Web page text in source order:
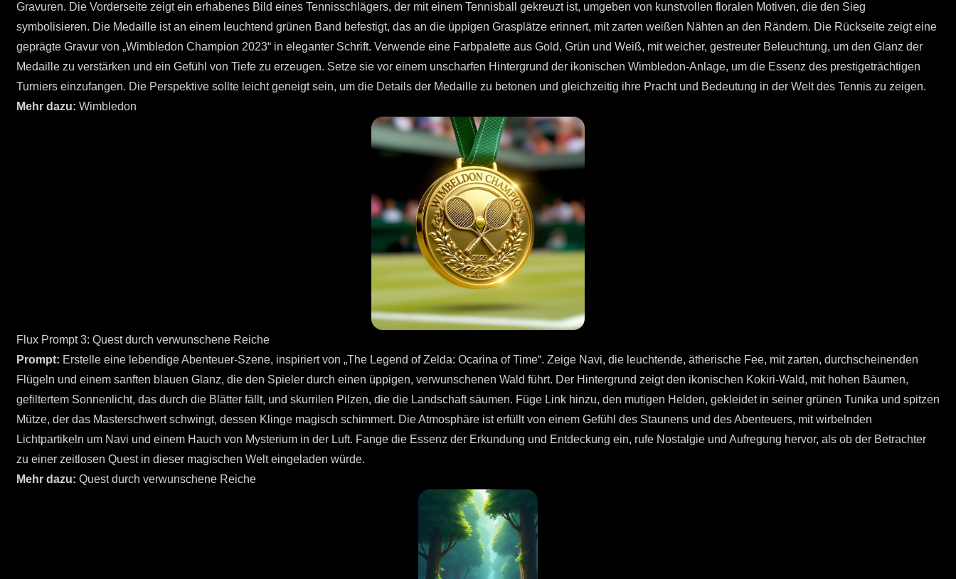
Gravuren. Die Vorderseite zeigt ein erhabenes Bild eines Tennisschlägers, der mit einem Tennisball gekreuzt ist, umgeben von kunstvollen floralen Motiven, die den Sieg
symbolisieren. Die Medaille ist an einem leuchtend grünen Band befestigt, das an die üppigen Grasplätze erinnert, mit zarten weißen Nähten an den Rändern. Die Rückseite zeigt eine
geprägte Gravur von „Wimbledon Champion 2023“ in eleganter Schrift. Verwende eine Farbpalette aus Gold, Grün und Weiß, mit weicher, gestreuter Beleuchtung, um den Glanz der
Medaille zu verstärken und ein Gefühl von Tiefe zu erzeugen. Setze sie vor einem unscharfen Hintergrund der ikonischen Wimbledon-Anlage, um die Essenz des prestigeträchtigen
Turniers einzufangen. Die Perspektive sollte leicht geneigt sein, um die Details der Medaille zu betonen und gleichzeitig ihre Pracht und Bedeutung in der Welt des Tennis zu zeigen.
Mehr dazu: Wimbledon
Flux Prompt 3: Quest durch verwunschene Reiche
Prompt: Erstelle eine lebendige Abenteuer-Szene, inspiriert von „The Legend of Zelda: Ocarina of Time“. Zeige Navi, die leuchtende, ätherische Fee, mit zarten, durchscheinenden
Flügeln und einem sanften blauen Glanz, die den Spieler durch einen üppigen, verwunschenen Wald führt. Der Hintergrund zeigt den ikonischen Kokiri-Wald, mit hohen Bäumen,
gefiltertem Sonnenlicht, das durch die Blätter fällt, und skurrilen Pilzen, die die Landschaft säumen. Füge Link hinzu, den mutigen Helden, gekleidet in seiner grünen Tunika und spitzen
Mütze, der das Masterschwert schwingt, dessen Klinge magisch schimmert. Die Atmosphäre ist erfüllt von einem Gefühl des Staunens und des Abenteuers, mit wirbelnden
Lichtpartikeln um Navi und einem Hauch von Mysterium in der Luft. Fange die Essenz der Erkundung und Entdeckung ein, rufe Nostalgie und Aufregung hervor, als ob der Betrachter
zu einer zeitlosen Quest in dieser magischen Welt eingeladen würde.
Mehr dazu: Quest durch verwunschene Reiche